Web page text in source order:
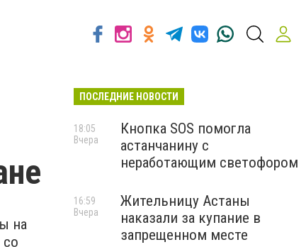
на
со
ПОСЛЕДНИЕ НОВОСТИ
Кнопка SOS помогла
астанчанину с
неработающим светофором
18:05
Вчера
Жительницу Астаны
наказали за купание в
запрещенном месте
16:59
Вчера